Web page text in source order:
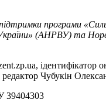
програми
(АНРВУ) та
Чубукін
39404303